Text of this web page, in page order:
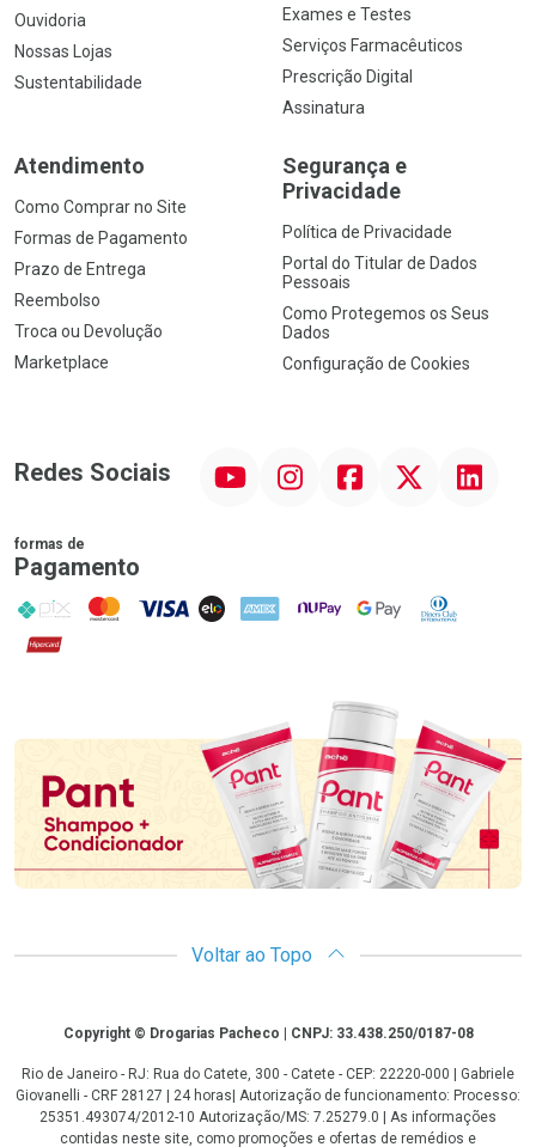
Ouvidoria
Nossas Lojas
Sustentabilidade
Exames e Testes
Serviços Farmacêuticos
Prescrição Digital
Assinatura
Atendimento
Como Comprar no Site
Formas de Pagamento
Prazo de Entrega
Reembolso
Troca ou Devolução
Marketplace
Segurança e
Privacidade
Política de Privacidade
Portal do Titular de Dados
Pessoais
Como Protegemos os Seus
Dados
Configuração de Cookies
Redes Sociais InstagramFacebook Linkedin
formas de
Pagamento
PIX MasterCard
VISA ELO AMEX NuPay Google PayDiners Club
Hipercard
Promoção em Destaque
Voltar ao Topo
CopyrightCopyright © Drogarias Pacheco | CNPJ: 33.438.250/0187-08
Rio de Janeiro - RJ: Rua do Catete, 300 - Catete - CEP: 22220-000 | Gabriele
Giovanelli - CRF 28127 | 24 horas| Autorização de funcionamento: Processo:
25351.493074/2012-10 Autorização/MS: 7.25279.0 | As informações
contidas neste site, como promoções e ofertas de remédios e